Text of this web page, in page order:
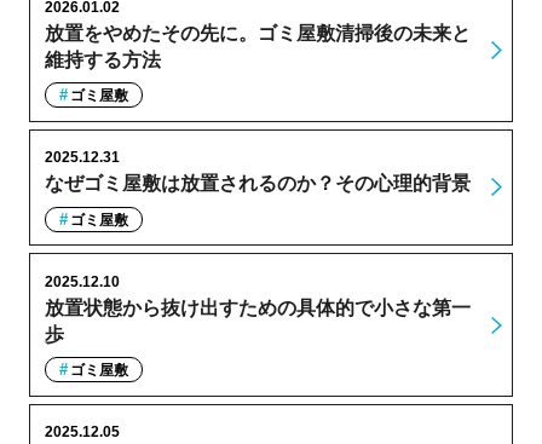
放置をやめたその先に。ゴミ屋敷清掃後の未来と
維持する方法
2026.01.02
ゴミ屋敷
なぜゴミ屋敷は放置されるのか？その心理的背景
2025.12.31
ゴミ屋敷
放置状態から抜け出すための具体的で小さな第一
歩
2025.12.10
ゴミ屋敷
2025.12.05